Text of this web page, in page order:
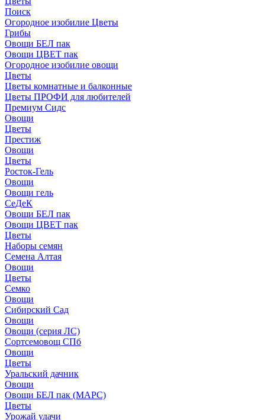
Поиск
Огородное изобилие Цветы
Грибы
Овощи БЕЛ пак
Овощи ЦВЕТ пак
Огородное изобилие овощи
Цветы
Цветы комнатные и балконные
Цветы ПРОФИ для любителей
Премиум Сидс
Овощи
Цветы
Престиж
Овощи
Цветы
Росток-Гель
Овощи
Овощи гель
СеДеК
Овощи БЕЛ пак
Овощи ЦВЕТ пак
Цветы
Наборы семян
Семена Алтая
Овощи
Цветы
Семко
Овощи
Сибирский Сад
Овощи
Овощи (серия ЛС)
Сортсемовощ СПб
Овощи
Цветы
Уральский дачник
Овощи
Овощи БЕЛ пак (МАРС)
Цветы
Урожай удачи